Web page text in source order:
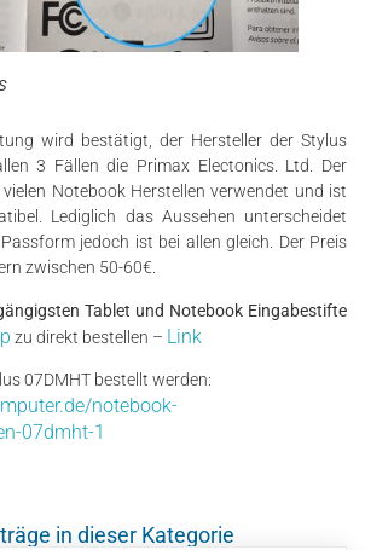
wird bestätigt, der Hersteller der Stylus
3 Fällen die Primax Electonics. Ltd. Der
Notebook Herstellen verwendet und ist
Lediglich das Aussehen unterscheidet
jedoch ist bei allen gleich. Der Preis
zwischen 50-60€.
Tablet und Notebook Eingabestifte
zu direkt bestellen – Link
07DMHT bestellt werden:
notebook-
07dmht-1
in dieser Kategorie